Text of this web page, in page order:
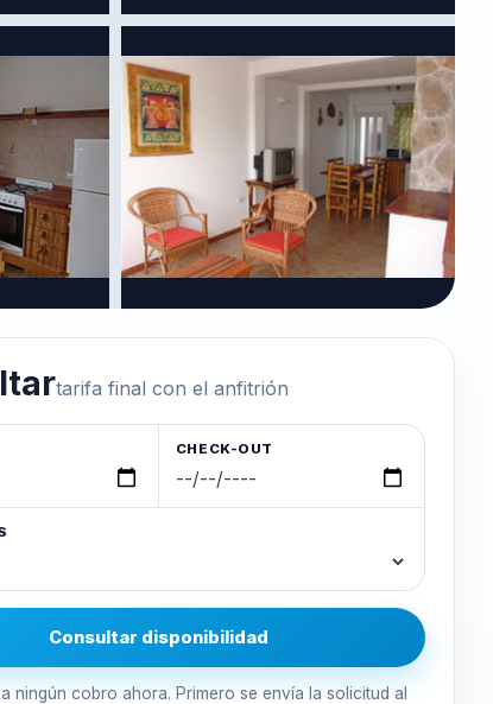
tarifa final con el anfitrión
CHECK-OUT
Consultar disponibilidad
ningún cobro ahora. Primero se envía la solicitud al